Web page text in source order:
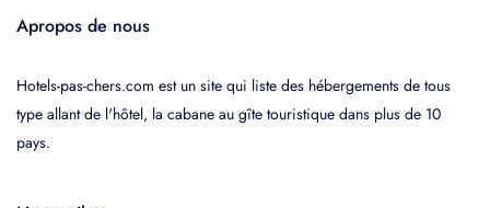
Apropos de nous
Hotels-pas-chers.com est un site qui liste des hébergements de tous
type allant de l'hôtel, la cabane au gîte touristique dans plus de 10
pays.